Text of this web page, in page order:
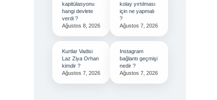
kapitülasyonu
hangi devlete
verdi ?
Ağustos 8, 2026
kolay yırtılması
için ne yapmalı
?
Ağustos 7, 2026
Kurtlar Vadisi
Laz Ziya Orhan
kimdir ?
Ağustos 7, 2026
Instagram
bağlantı geçmişi
nedir ?
Ağustos 7, 2026